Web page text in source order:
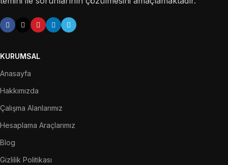
KURUMSAL
Anasayfa
Hakkımızda
Çalışma Alanlarımız
Hesaplama Araçlarımız
Blog
Gizlilik Politikası